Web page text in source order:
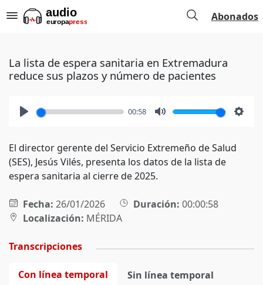
Abonados
La lista de espera sanitaria en Extremadura
reduce sus plazos y número de pacientes
00:58
El director gerente del Servicio Extremeño de Salud
(SES), Jesús Vilés, presenta los datos de la lista de
espera sanitaria al cierre de 2025.
Fecha: 26/01/2026 Duración: 00:00:58
Localización: MÉRIDA
Transcripciones
Con línea temporal Sin línea temporal